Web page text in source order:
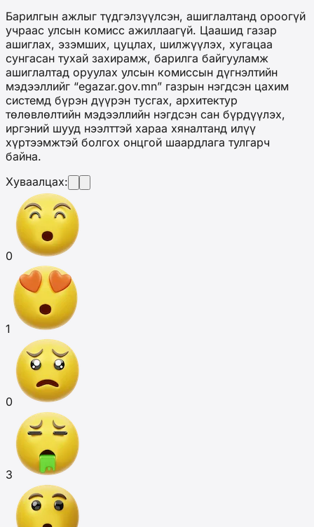
Барилгын ажлыг түдгэлзүүлсэн, ашиглалтанд ороогүй
учраас улсын комисс ажиллаагүй. Цаашид газар
ашиглах, эзэмших, цуцлах, шилжүүлэх, хугацаа
сунгасан тухай захирамж, барилга байгууламж
ашиглалтад оруулах улсын комиссын дүгнэлтийн
мэдээллийг “egazar.gov.mn” газрын нэгдсэн цахим
системд бүрэн дүүрэн тусгах, архитектур
төлөвлөлтийн мэдээллийн нэгдсэн сан бүрдүүлэх,
иргэний шууд нээлттэй хараа хяналтанд илүү
хүртээмжтэй болгох онцгой шаардлага тулгарч
байна.
Хуваалцах:
0
1
0
3